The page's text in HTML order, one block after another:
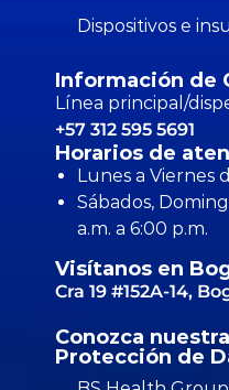
Dispositivos e
Información de
Línea principal/
+57 312 595 5691
Horarios de
Lunes a Viernes
Sábados,
a.m. a 6:00 p.m.
Visítanos en
Cra 19 #152A-14,
Conozca
Protección de